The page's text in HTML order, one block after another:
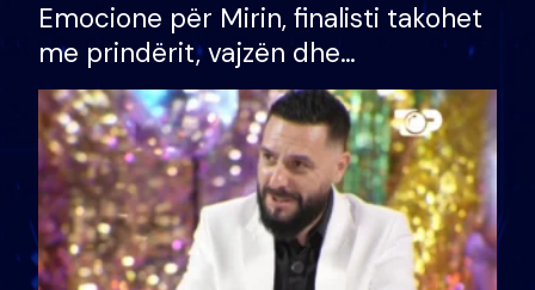
Emocione për Mirin, finalisti takohet
me prindërit, vajzën dhe
bashkëshorten: S’kemi ndonjë letër
divorci apo jo?